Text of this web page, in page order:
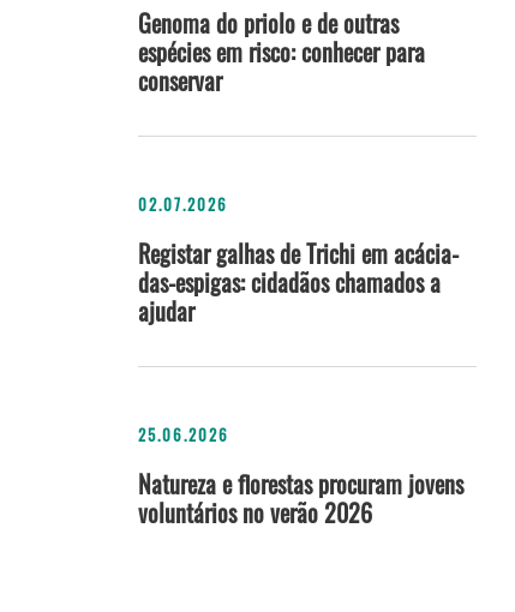
Genoma do priolo e de outras
espécies em risco: conhecer para
conservar
02.07.2026
Registar galhas de Trichi em acácia-
das-espigas: cidadãos chamados a
ajudar
25.06.2026
Natureza e florestas procuram jovens
voluntários no verão 2026